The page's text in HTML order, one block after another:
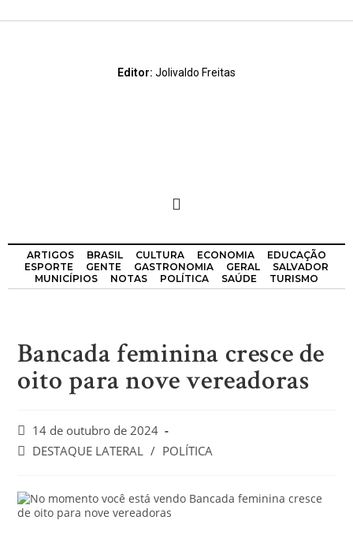
Editor: Jolivaldo Freitas
ARTIGOS BRASIL CULTURA ECONOMIA
EDUCAÇÃO
ESPORTE
GENTE GASTRONOMIA GERAL
SALVADOR
MUNICÍPIOS
NOTAS POLÍTICA SAÚDE TURISMO
Bancada feminina cresce de
oito para nove vereadoras
14 de outubro de 2024
DESTAQUE LATERAL / POLÍTICA